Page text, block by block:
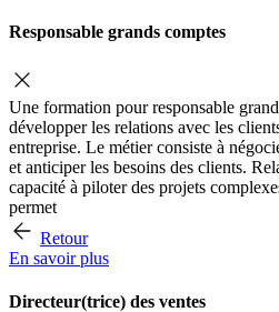
Responsable grands comptes
Une formation pour responsable
développer les relations avec les
entreprise. Le métier consiste à
et anticiper les besoins des clients.
capacité à piloter des projets
permet
Retour
En savoir plus
Directeur(trice) des ventes